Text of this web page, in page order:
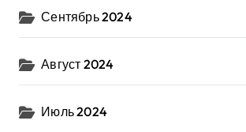
Сентябрь 2024
Август 2024
Июль 2024